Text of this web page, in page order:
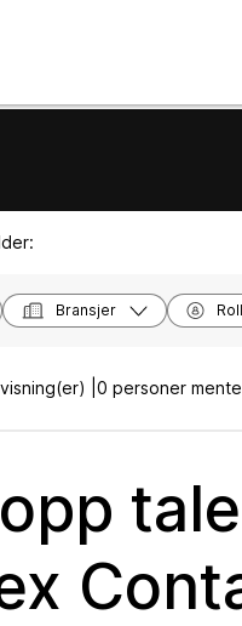
Bransjer
| 0 personer